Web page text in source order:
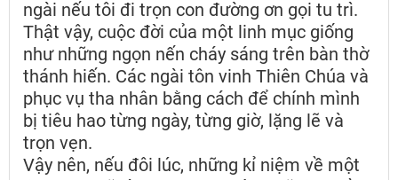
ngài nếu tôi đi trọn con đường ơn gọi tu trì.
Thật vậy, cuộc đời của một linh mục giống
như những ngọn nến cháy sáng trên bàn thờ
thánh hiến. Các ngài tôn vinh Thiên Chúa và
phục vụ tha nhân bằng cách để chính mình
bị tiêu hao từng ngày, từng giờ, lặng lẽ và
trọn vẹn.
Vậy nên, nếu đôi lúc, những kỉ niệm về một